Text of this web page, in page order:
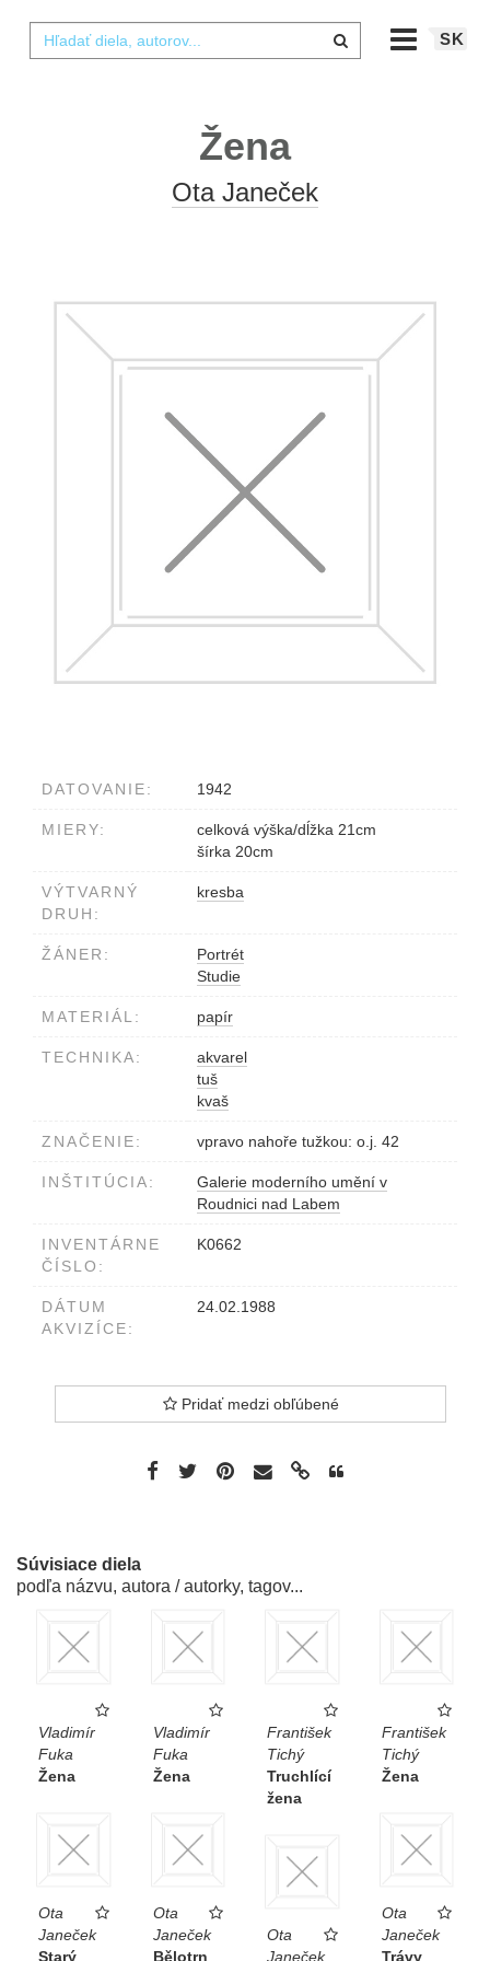
SK
Žena
Ota Janeček
DATOVANIE: 1942
MIERY:
celková výška/dĺžka 21cm
šírka 20cm
VÝTVARNÝ
DRUH:
kresba
ŽÁNER:
Portrét
Studie
MATERIÁL: papír
TECHNIKA:
akvarel
tuš
kvaš
ZNAČENIE: vpravo nahoře tužkou: o.j. 42
INŠTITÚCIA:
Galerie moderního umění v
Roudnici nad Labem
INVENTÁRNE
ČÍSLO:
K0662
DÁTUM
AKVIZÍCE:
24.02.1988
Pridať medzi obľúbené
Súvisiace diela
podľa názvu, autora / autorky, tagov...
Vladimír
Fuka
Žena
Vladimír
Fuka
Žena
František
Tichý
Truchlící
žena
František
Tichý
Žena
Ota
Janeček
Starý
Ota
Janeček
Bělotrn
Ota
Janeček
Trávy
Ota
Janeček